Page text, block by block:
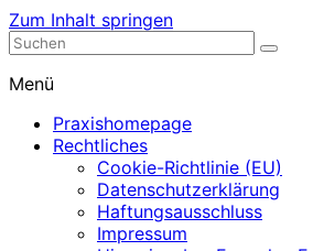
Zum Inhalt springen
Nephrologische Praxis mit Dialyse
Menü
Praxishomepage
Rechtliches
Cookie-Richtlinie (EU)
Datenschutzerklärung
Haftungsausschluss
Impressum